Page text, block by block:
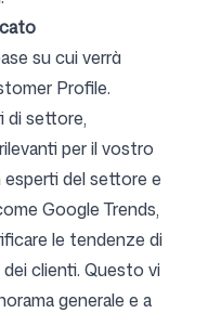
su cui verrà
Profile.
di settore,
per il vostro
del settore e
Google Trends,
le tendenze di
clienti. Questo vi
generale e a